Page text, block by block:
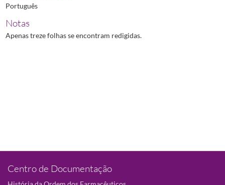
Português
Notas
Apenas treze folhas se encontram redigidas.
Centro de Documentação